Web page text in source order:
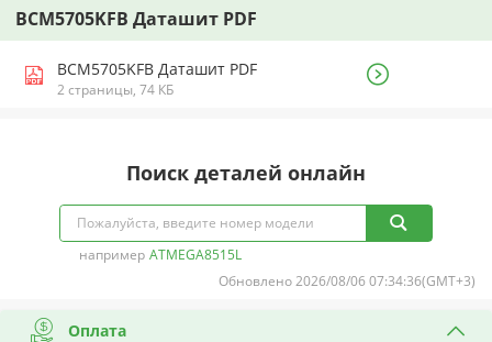
BCM5705KFB Даташит PDF
BCM5705KFB Даташит PDF
2 страницы, 74 КБ
Поиск деталей онлайн
например ATMEGA8515L
Обновлено 2026/08/06 07:34:36(GMT+3)
Оплата